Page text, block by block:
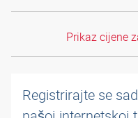
Prikaz cijene
Registrirajte se